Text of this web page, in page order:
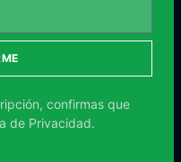
confirmas que
de Privacidad.